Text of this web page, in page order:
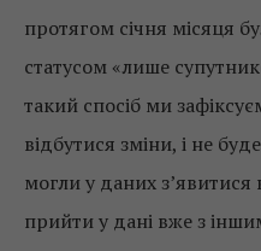
протягом січня місяця
статусом «лише
такий спосіб ми
відбутися зміни, і не
могли у даних з’явитися
прийти у дані вже з